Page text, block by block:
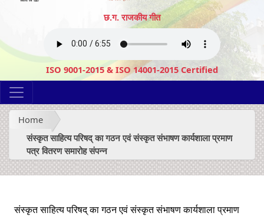
छ.ग. राजकीय गीत
ISO 9001-2015 & ISO 14001-2015 Certified
Home
संस्कृत साहित्य परिषद् का गठन एवं संस्कृत संभाषण कार्यशाला प्रमाण
पत्र वितरण समारोह संपन्न
संस्कृत साहित्य परिषद् का गठन एवं संस्कृत संभाषण कार्यशाला प्रमाण